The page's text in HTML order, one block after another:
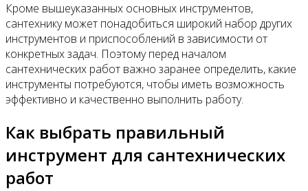
Кроме вышеуказанных основных инструментов,
сантехнику может понадобиться широкий набор других
инструментов и приспособлений в зависимости от
конкретных задач. Поэтому перед началом
сантехнических работ важно заранее определить, какие
инструменты потребуются, чтобы иметь возможность
эффективно и качественно выполнить работу.
Как выбрать правильный
инструмент для сантехнических
работ